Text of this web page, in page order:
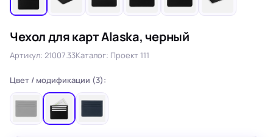
Чехол для карт Alaska, черный
Артикул: 21007.33Каталог: Проект 111
Цвет / модификации (3):